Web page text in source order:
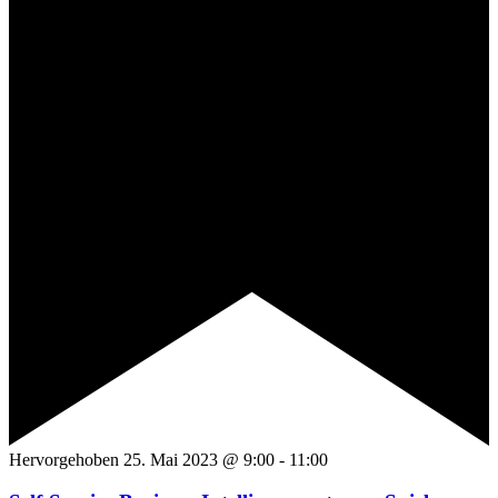
Hervorgehoben 25. Mai 2023 @ 9:00 - 11:00